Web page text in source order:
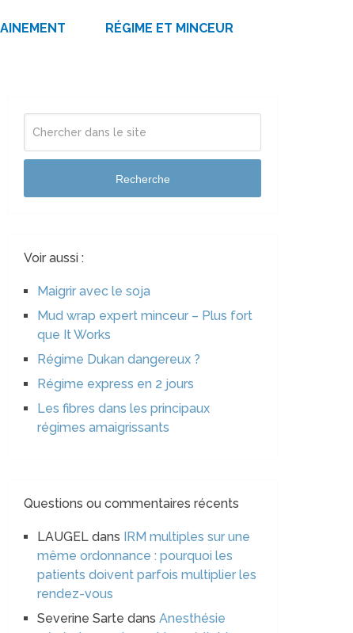
RÉGIME ET MINCEUR
Recherche
Voir aussi :
Maigrir avec le soja
Mud wrap expert minceur – Plus fort
que It Works
Régime Dukan dangereux ?
Régime express en 2 jours
Les fibres dans les principaux
régimes amaigrissants
Questions ou commentaires récents
LAUGEL dans IRM multiples sur une
même ordonnance : pourquoi les
patients doivent parfois multiplier les
rendez-vous
Severine Sarte dansAnesthésie